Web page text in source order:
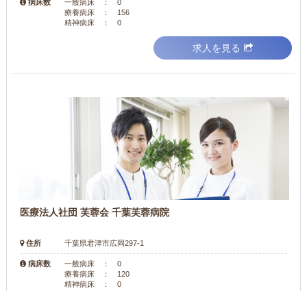
病床数
一般病床 ： 0
療養病床 ： 156
精神病床 ： 0
求人を見る
医療法人社団 芙蓉会 千葉芙蓉病院
住所 千葉県君津市広岡297-1
病床数
一般病床 ： 0
療養病床 ： 120
精神病床 ： 0